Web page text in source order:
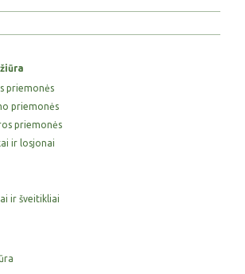
priemonės
priemonės
priemonės
ir losjonai
ir šveitikliai